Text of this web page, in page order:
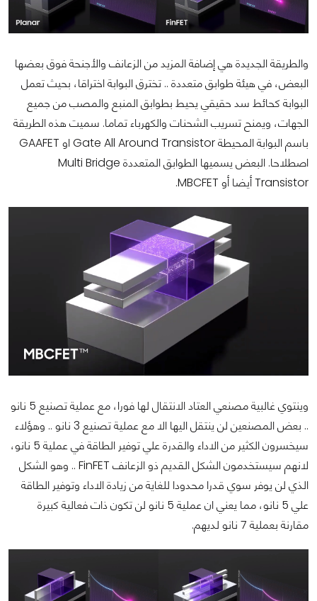
والطريقة الجديدة هي إضافة المزيد من الزعانف والأجنحة فوق بعضها
البعض، في هيئة طوابق متعددة .. تخترق البوابة اختراقا، بحيث تعمل
البوابة كحائط سد حقيقي يحيط بطوابق المنبع والمصب من جميع
الجهات، ويمنح تسريب الشحنات والكهرباء تماما. سميت هذه الطريقة
باسم البوابة المحيطة Gate All Around Transistor او GAAFET
اصطلاحا. البعض يسميها الطوابق المتعددة Multi Bridge
Transistor أيضا أو MBCFET.
وينتوي غالبية مصنعي العتاد الانتقال لها فورا، مع عملية تصنيع 5 نانو
.. بعض المصنعين لن ينتقل اليها الا مع عملية تصنيع 3 نانو .. وهؤلاء
سيخسرون الكثير من الاداء والقدرة علي توفير الطاقة في عملية 5 نانو،
لانهم سيستخدمون الشكل القديم ذو الزعانف FinFET .. وهو الشكل
الذي لن يوفر سوي قدرا محدودا للغاية من زيادة الاداء وتوفير الطاقة
علي 5 نانو، مما يعني ان عملية 5 نانو لن تكون ذات فعالية كبيرة
مقارنة بعملية 7 نانو لديهم.